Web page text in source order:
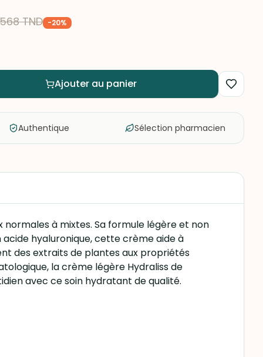
TND -20%
Ajouter au panier
Authentique Sélection pharmacien
à mixtes. Sa formule légère et non
hyaluronique, cette crème aide à
des extraits de plantes aux propriétés
la crème légère Hydraliss de
avec ce soin hydratant de qualité.